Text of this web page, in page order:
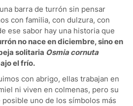
barra de turrón sin pensar
con familia, con dulzura, con
ese sabor hay una historia que
no nace en diciembre, sino en
solitaria Osmia cornuta
el frío.
con abrigo, ellas trabajan en
ni viven en colmenas, pero su
uno de los símbolos más